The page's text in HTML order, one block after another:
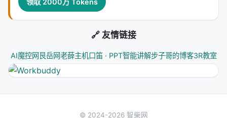
🔗 友情链接
AI魔控网 艮岳网老薛主机口笛 · PPT智能讲解步子哥的博客3R教室
© 2024-2026 智柴网